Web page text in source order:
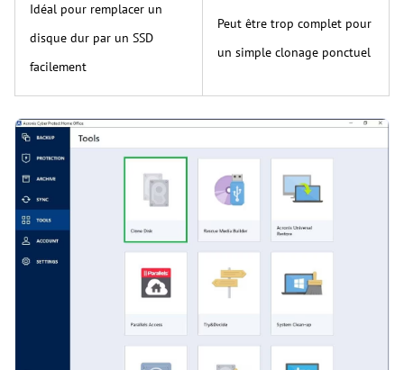
Idéal pour remplacer un
disque dur par un SSD
facilement
Peut être trop complet pour
un simple clonage ponctuel